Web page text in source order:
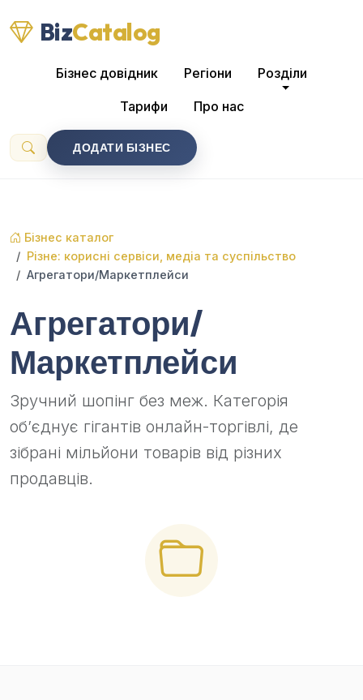
BizCatalog
Бізнес довідник Регіони Розділи
Тарифи Про нас
ДОДАТИ БІЗНЕС
Бізнес каталог
Різне: корисні сервіси, медіа та суспільство
Агрегатори/Маркетплейси
Агрегатори/
Маркетплейси
Зручний шопінг без меж. Категорія
об’єднує гігантів онлайн-торгівлі, де
зібрані мільйони товарів від різних
продавців.